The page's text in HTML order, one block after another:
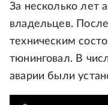
За несколько лет
владельцев.
техническим
тюнинговал. В
аварии были